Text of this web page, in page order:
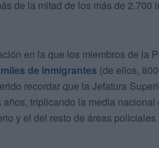
de la mitad de los más de 2.700
en la que los miembros de la
de inmigrantes (de ellos,
recordar que la Jefatura
triplicando la media nacional
y el del resto de áreas